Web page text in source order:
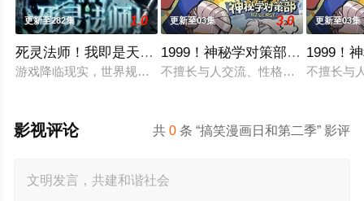
更新至282集 1.0
死灵法师！我即是天灾动态漫画
游戏降临现实，世界规则颠覆，人类进入全民转职时代。 唯有
更新至03集 3.0
1999！神秘学对策部英语
不擅长与人交流、性格腼腆的马库斯
更新至03集
1999！
不擅长与
共0 条 “搞笑漫画日和第二季” 影评
影视评论